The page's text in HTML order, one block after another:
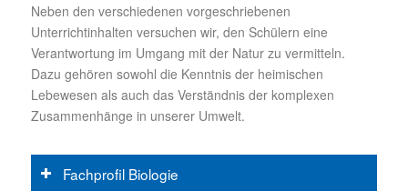
Neben den verschiedenen vorgeschriebenen
Unterrichtinhalten versuchen wir, den Schülern eine
Verantwortung im Umgang mit der Natur zu vermitteln.
Dazu gehören sowohl die Kenntnis der heimischen
Lebewesen als auch das Verständnis der komplexen
Zusammenhänge in unserer Umwelt.
Fachprofil Biologie